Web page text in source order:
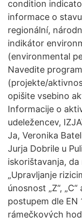
condition
informace o
regionální,
indikátor
(environmental
Navedite
(projekte/
opišite vsebino
Informacije o
udeležencev,
Ja, Veronika
Jurja Dobrile u
iskorištavanja,
„Upravljanje
únosnost „Z“,
postupem dle EN
rámečkových